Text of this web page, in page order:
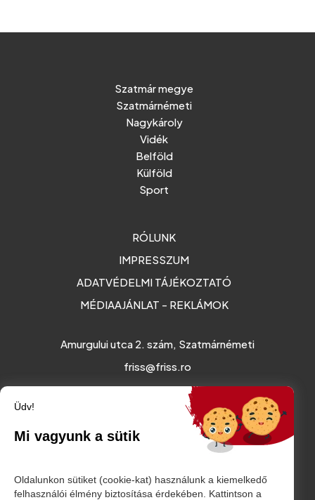
Szatmár megye
Szatmárnémeti
Nagykároly
Vidék
Belföld
Külföld
Sport
RÓLUNK
IMPRESSZUM
ADATVÉDELMI TÁJÉKOZTATÓ
MÉDIAAJÁNLAT - REKLÁMOK
Amurgului utca 2. szám, Szatmárnémeti
friss@friss.ro
Üdv!
Mi vagyunk a sütik
Oldalunkon sütiket (cookie-kat) használunk a kiemelkedő
felhasználói élmény biztosítása érdekében. Kattintson a